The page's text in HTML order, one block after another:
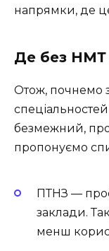
напрямки, де
Де без НМТ
Отож, почнемо
безмежний,
пропонуємо
ПТНЗ —
заклади.
менш